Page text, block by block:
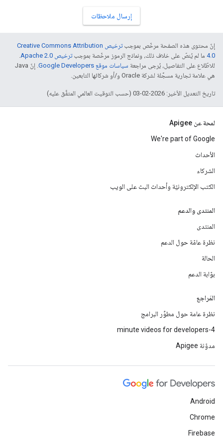
إرسال ملاحظات
إنّ محتوى هذه الصفحة مرخّص بموجب
ترخيص Creative Commons Attribution
4.0‏ ما لم يُنصّ على خلاف ذلك، ونماذج الرموز مرخّصة بموجبترخيص Apache 2.0‏
.
للاطّلاع على التفاصيل، يُرجى مراجعة سياسات موقع Google Developers‏
. إنّ Java
هي علامة تجارية مسجَّلة لشركة Oracle و/أو شركائها التابعين.
تاريخ التعديل الأخير: 2026-02-03 (حسب التوقيت العالمي المتفَّق عليه)
لمحة عن Apigee
We're part of Google
الأحداث
الشركاء
الكتب الإلكترونيّة وأحداث البث على الويب
المنتدى والدعم
المنتدى
نظرة عامّة حول الدعم
الحالة
بوّابة الدعم
المَراجع
نظرة عامة حول مطوِّر البرامج
4-minute videos for developers
مدوّنة Apigee
Android
Chrome
Firebase